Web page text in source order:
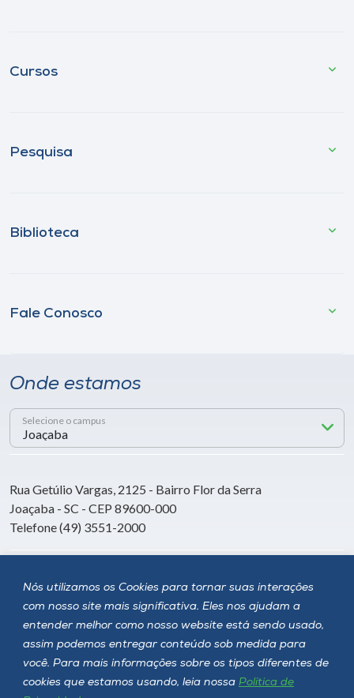
Nós utilizamos os Cookies para tornar suas interações
com nosso site mais significativa. Eles nos ajudam a
entender melhor como nosso website está sendo usado,
assim podemos entregar conteúdo sob medida para
você. Para mais informações sobre os tipos diferentes de
cookies que estamos usando, leia nossa Política de
Cursos
Pesquisa
Biblioteca
Fale Conosco
Onde estamos
Selecione o campus
Rua Getúlio Vargas, 2125 - Bairro Flor da Serra
Joaçaba - SC - CEP 89600-000
Telefone (49) 3551-2000
Siga a Unoesc